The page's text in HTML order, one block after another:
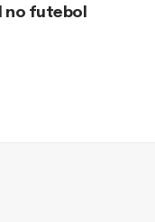
futebol